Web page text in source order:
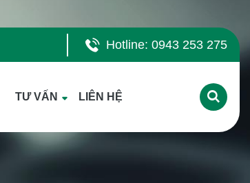
Hotline: 0943 253 275
TƯ VẤN LIÊN HỆ